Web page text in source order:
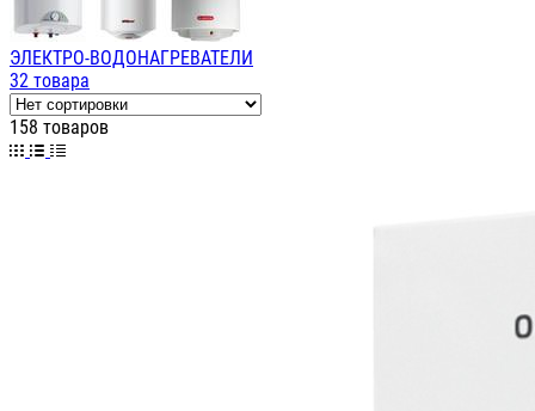
ЭЛЕКТРО-ВОДОНАГРЕВАТЕЛИ
32 товара
158 товаров